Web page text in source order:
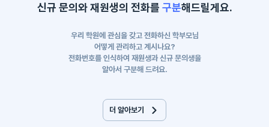
신규 문의와 재원생의 전화를 구분해드릴게요.
우리 학원에 관심을 갖고 전화하신 학부모님
어떻게 관리하고 계시나요?
전화번호를 인식하여 재원생과 신규 문의생을
알아서 구분해 드려요.
더 알아보기